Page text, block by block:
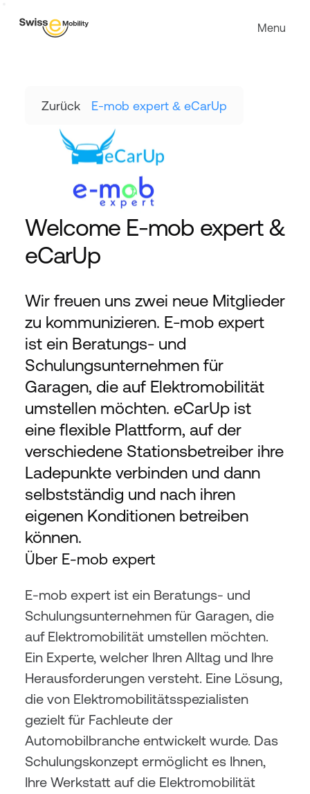
Zurück E-mob expert & eCarUp
Welcome E-mob expert &
eCarUp
Wir freuen uns zwei neue Mitglieder
zu kommunizieren. E-mob expert
ist ein Beratungs- und
Schulungsunternehmen für
Garagen, die auf Elektromobilität
umstellen möchten. eCarUp ist
eine flexible Plattform, auf der
verschiedene Stationsbetreiber ihre
Ladepunkte verbinden und dann
selbstständig und nach ihren
eigenen Konditionen betreiben
können.
Über E-mob expert
E-mob expert ist ein Beratungs- und
Schulungsunternehmen für Garagen, die
auf Elektromobilität umstellen möchten.
Ein Experte, welcher Ihren Alltag und Ihre
Herausforderungen versteht. Eine Lösung,
die von Elektromobilitätsspezialisten
gezielt für Fachleute der
Automobilbranche entwickelt wurde. Das
Schulungskonzept ermöglicht es Ihnen,
Ihre Werkstatt auf die Elektromobilität
Menu